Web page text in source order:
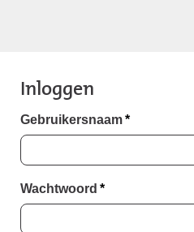
Inloggen
Gebruikersnaam*
Wachtwoord *